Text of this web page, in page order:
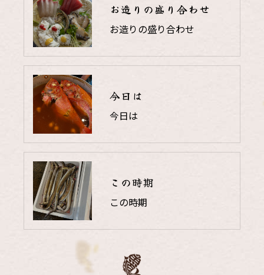
お造りの盛り合わせ
お造りの盛り合わせ
今日は
今日は
この時期
この時期